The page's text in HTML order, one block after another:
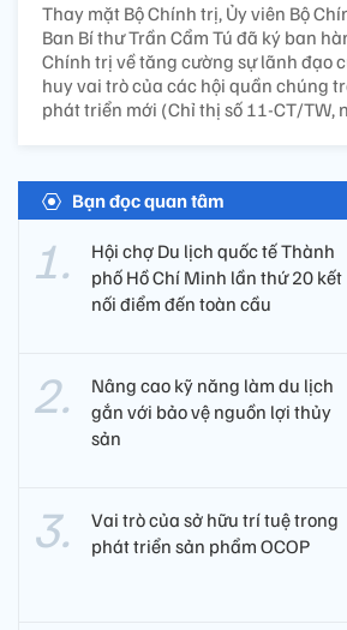
Thay mặt Bộ Chính trị, Ủy viên Bộ
Ban Bí thư Trần Cẩm Tú đã ký ban
Chính trị về tăng cường sự lãnh đạo
huy vai trò của các hội quần chúng
phát triển mới (Chỉ thị số 11-CT/
Bạn đọc quan tâm
Hội chợ Du lịch quốc tế Thành
phố Hồ Chí Minh lần thứ 20 kết
nối điểm đến toàn cầu
Nâng cao kỹ năng làm du lịch
gắn với bảo vệ nguồn lợi thủy
sản
Vai trò của sở hữu trí tuệ trong
phát triển sản phẩm OCOP